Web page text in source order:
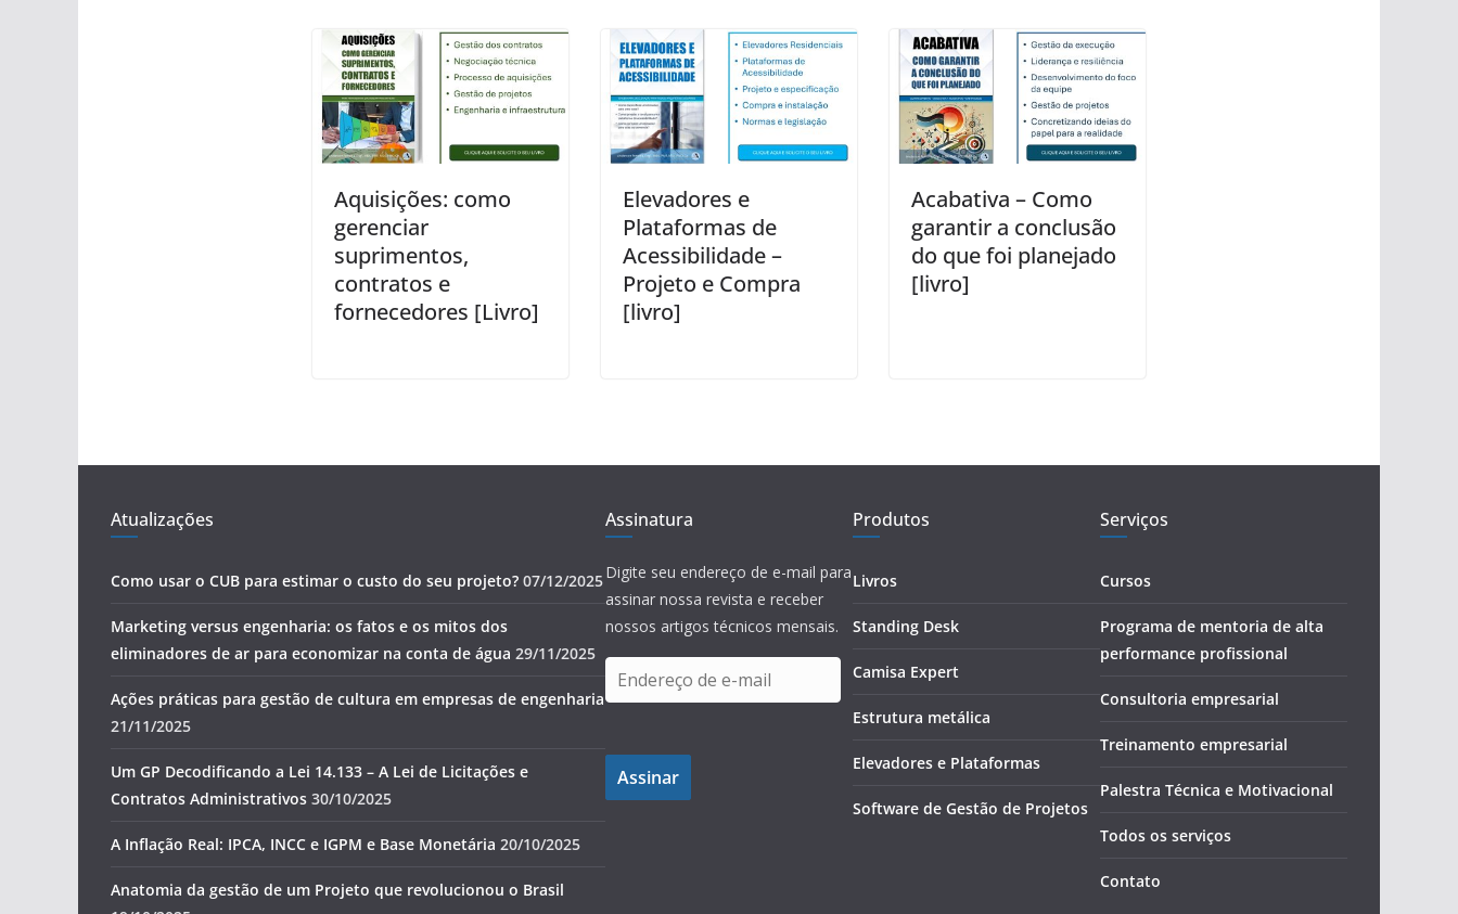
Aquisições: como
gerenciar
suprimentos,
contratos e
fornecedores [Livro]
Elevadores e
Plataformas de
Acessibilidade –
Projeto e Compra
[livro]
Acabativa – Como
garantir a conclusão
do que foi planejado
[livro]
Atualizações
Como usar o CUB para estimar o custo do seu projeto? 07/12/2025
Marketing versus engenharia: os fatos e os mitos dos
eliminadores de ar para economizar na conta de água 29/11/2025
Ações práticas para gestão de cultura em empresas de engenharia
21/11/2025
Um GP Decodificando a Lei 14.133 – A Lei de Licitações e
Contratos Administrativos 30/10/2025
A Inflação Real: IPCA, INCC e IGPM e Base Monetária 20/10/2025
Anatomia da gestão de um Projeto que revolucionou o Brasil
Assinatura
Digite seu endereço de e-mail para
assinar nossa revista e receber
nossos artigos técnicos mensais.
n
e
e
Assinar
Produtos
Livros
Standing Desk
Camisa Expert
Estrutura metálica
Elevadores e Plataformas
Software de Gestão de Projetos
Serviços
Cursos
Programa de mentoria de alta
performance profissional
Consultoria empresarial
Treinamento empresarial
Palestra Técnica e Motivacional
Todos os serviços
Contato